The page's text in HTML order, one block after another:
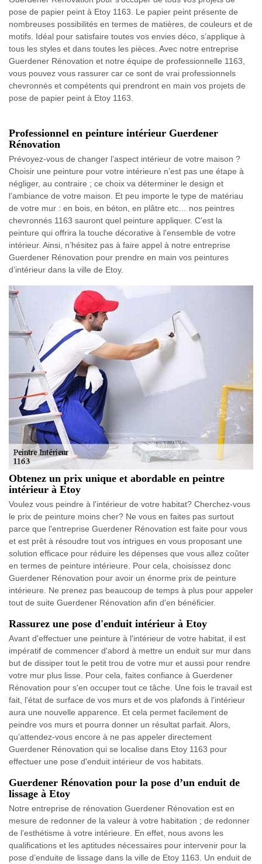
pose de papier peint à Etoy 1163. Le papier peint présente de
nombreuses possibilités en termes de matières, de couleurs et de
motifs. Idéal pour satisfaire toutes vos envies déco, s’applique à
tous les styles et dans toutes les pièces. Avec notre entreprise
Guerdener Rénovation et notre équipe de professionnelle 1163,
vous pouvez vous rassurer car ce sont de vrai professionnels
chevronnés et compétents qui prendront en main vos projets de
pose de papier peint à Etoy 1163.
Professionnel en peinture intérieur Guerdener
Rénovation
Prévoyez-vous de changer l’aspect intérieur de votre maison ?
Choisir une peinture pour votre intérieure n’est pas une étape à
négliger, au contraire ; ce choix va déterminer le design et
l’ambiance de votre maison. Et peu importe le type de matériau
de votre mur : en bois, en béton, en plâtre etc… nos peintres
chevronnés 1163 sauront quel peinture appliquer. C'est la
peinture qui offrira la touche décorative à l'ensemble de votre
intérieur. Ainsi, n’hésitez pas à faire appel à notre entreprise
Guerdener Rénovation pour prendre en main vos peintures
d’intérieur dans la ville de Etoy.
Obtenez un prix unique et abordable en peintre
intérieur à Etoy
Voulez vous peindre à l'intérieur de votre habitat? Cherchez-vous
le prix de peinture moins cher? Ne vous en faites pas surtout
parce que l'entreprise Guerdener Rénovation est faite pour vous
et est prêt à résoudre tout vos intrigues en vous proposant une
solution efficace pour réduire les dépenses que vous allez coûter
en termes de peinture intérieure. Pour cela, choisissez donc
Guerdener Rénovation pour avoir un énorme prix de peinture
intérieure. Ne prenez pas beaucoup de temps à plus pour appeler
tout de suite Guerdener Rénovation afin d'en bénéficier.
Rassurez une pose d'enduit intérieur à Etoy
Avant d'effectuer une peinture à l'intérieur de votre habitat, il est
impératif de commencer d'abord à mettre un enduit sur mur dans
but de dissiper tout le petit trou de votre mur et aussi pour rendre
votre mur plus lisse. Pour cela, faites confiance à Guerdener
Rénovation pour s'en occuper tout ce tâche. Une fois le travail est
fait, l'état de surface de vos murs et de vos plafonds à l'intérieur
aura une nouvelle apparence. Et cela permet facilement de
peindre vos murs et pourra donner un résultat parfait. Alors,
qu’attendez-vous encore à ne pas appeler directement
Guerdener Rénovation qui se localise dans Etoy 1163 pour
effectuer une pose d'enduit intérieur de vos habitats.
Guerdener Rénovation pour la pose d’un enduit de
lissage à Etoy
Notre entreprise de rénovation Guerdener Rénovation est en
mesure de redonner de la valeur à votre habitation ; de redonner
de l’esthétisme à votre intérieure. En effet, nous avons les
qualifications et les aptitudes nécessaires pour intervenir pour la
pose d’enduite de lissage dans la ville de Etoy 1163. Un enduit de